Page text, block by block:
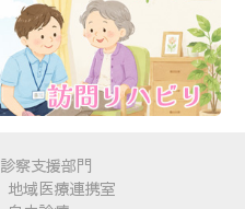
診察支援部門
地域医療連携室